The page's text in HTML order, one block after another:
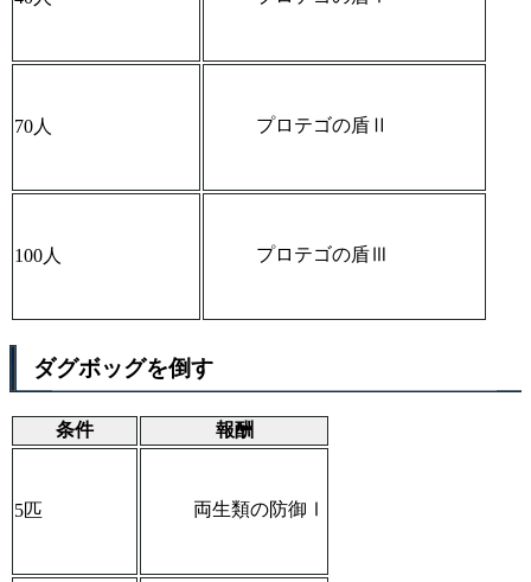
70人 プロテゴの盾Ⅱ
100人 プロテゴの盾Ⅲ
ダグボッグを倒す
条件 報酬
5匹 両生類の防御Ⅰ